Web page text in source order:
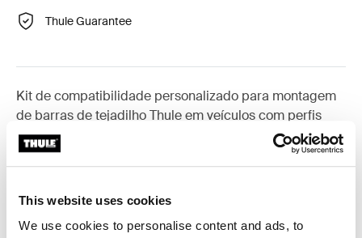
This website uses cookies
We use cookies to personalise content and ads, to
Thule Guarantee
Kit de compatibilidade personalizado para montagem
de barras de tejadilho Thule em veículos com perfis
longitudinais.